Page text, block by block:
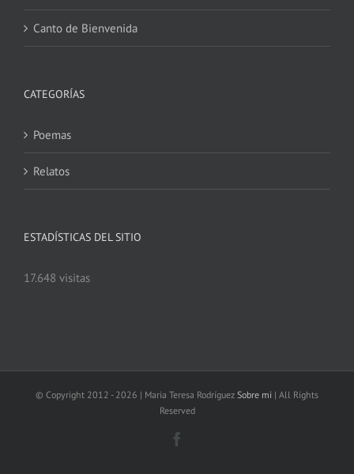
Canto de Bienvenida
CATEGORÍAS
Poemas
Relatos
ESTADÍSTICAS DEL SITIO
17.648 visitas
© Copyright 2012 - 2026 | Maria Teresa Rodríguez Sobre mi | All Rights
Reserved